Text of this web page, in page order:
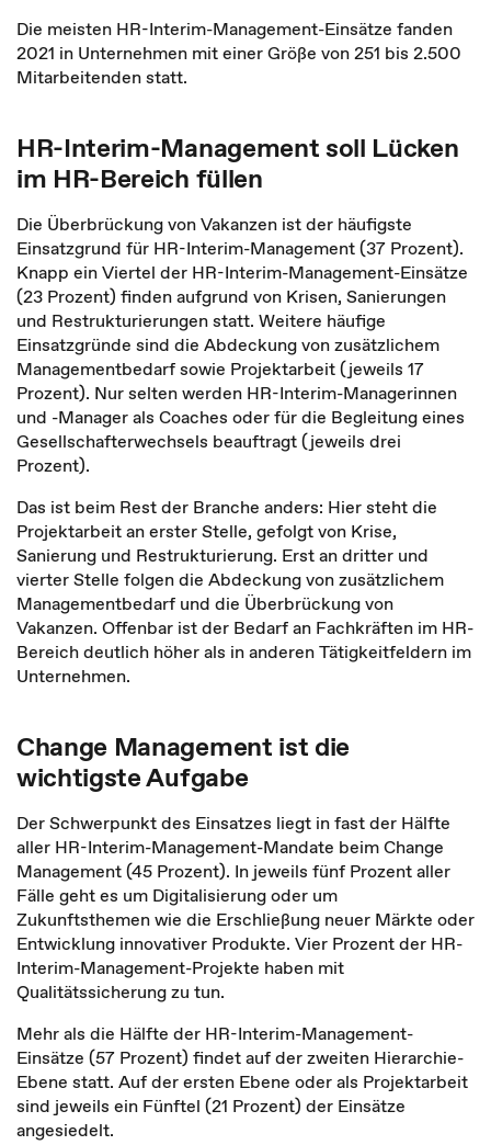
Die meisten HR-Interim-Management-Einsätze fanden
2021 in Unternehmen mit einer Größe von 251 bis 2.500
Mitarbeitenden statt.
HR-Interim-Management soll Lücken
im HR-Bereich füllen
Die Überbrückung von Vakanzen ist der häufigste
Einsatzgrund für HR-Interim-Management (37 Prozent).
Knapp ein Viertel der HR-Interim-Management-Einsätze
(23 Prozent) finden aufgrund von Krisen, Sanierungen
und Restrukturierungen statt. Weitere häufige
Einsatzgründe sind die Abdeckung von zusätzlichem
Managementbedarf sowie Projektarbeit (jeweils 17
Prozent). Nur selten werden HR-Interim-Managerinnen
und -Manager als Coaches oder für die Begleitung eines
Gesellschafterwechsels beauftragt (jeweils drei
Prozent).
Das ist beim Rest der Branche anders: Hier steht die
Projektarbeit an erster Stelle, gefolgt von Krise,
Sanierung und Restrukturierung. Erst an dritter und
vierter Stelle folgen die Abdeckung von zusätzlichem
Managementbedarf und die Überbrückung von
Vakanzen. Offenbar ist der Bedarf an Fachkräften im HR-
Bereich deutlich höher als in anderen Tätigkeitfeldern im
Unternehmen.
Change Management ist die
wichtigste Aufgabe
Der Schwerpunkt des Einsatzes liegt in fast der Hälfte
aller HR-Interim-Management-Mandate beim Change
Management (45 Prozent). In jeweils fünf Prozent aller
Fälle geht es um Digitalisierung oder um
Zukunftsthemen wie die Erschließung neuer Märkte oder
Entwicklung innovativer Produkte. Vier Prozent der HR-
Interim-Management-Projekte haben mit
Qualitätssicherung zu tun.
Mehr als die Hälfte der HR-Interim-Management-
Einsätze (57 Prozent) findet auf der zweiten Hierarchie-
Ebene statt. Auf der ersten Ebene oder als Projektarbeit
sind jeweils ein Fünftel (21 Prozent) der Einsätze
angesiedelt.